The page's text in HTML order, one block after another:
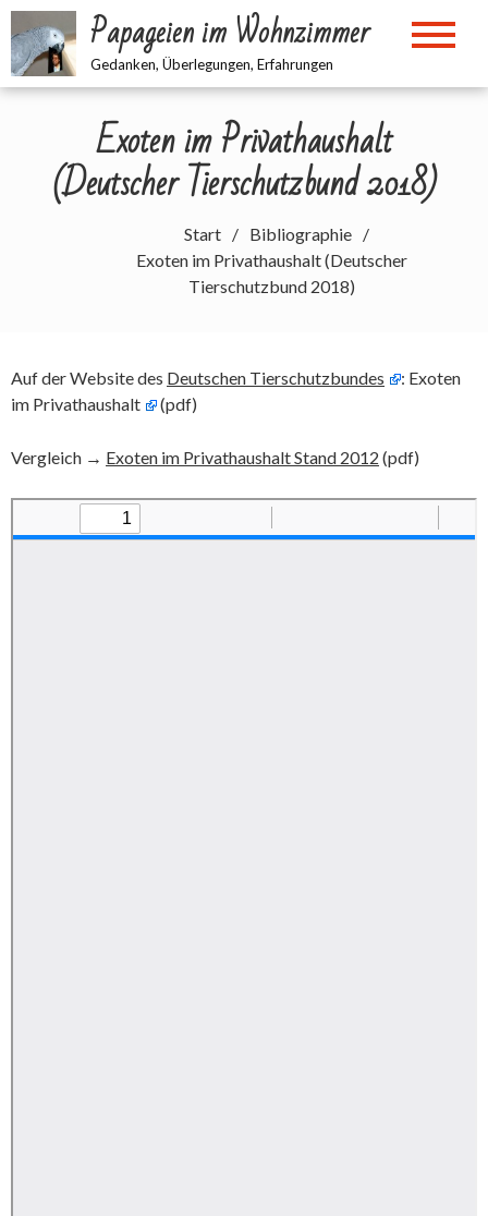
Zum
Inhalt
springen
Papageien im Wohnzimmer
Gedanken, Überlegungen, Erfahrungen
Exoten im Privathaushalt
(Deutscher Tierschutzbund 2018)
Start
Bibliographie
Exoten im Privathaushalt (Deutscher
Tierschutzbund 2018)
Auf der Website des Deutschen Tierschutzbundes : Exoten
im Privathaushalt
(pdf)
Vergleich → Exoten im Privathaushalt Stand 2012 (pdf)